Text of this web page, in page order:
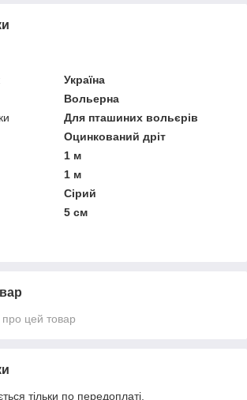
Україна
Вольерна
Для пташиних вольєрів
Оцинкований дріт
1 м
1 м
Сірий
5 см
про цей товар
тільки по передоплаті.